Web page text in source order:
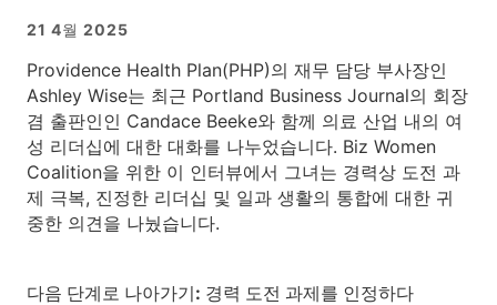
21 4월 2025
Providence Health Plan(PHP)의 재무 담당 부사장인
Ashley Wise는 최근 Portland Business Journal의 회장
겸 출판인인 Candace Beeke와 함께 의료 산업 내의 여
성 리더십에 대한 대화를 나누었습니다. Biz Women
Coalition을 위한 이 인터뷰에서 그녀는 경력상 도전 과
제 극복, 진정한 리더십 및 일과 생활의 통합에 대한 귀
중한 의견을 나눴습니다.
다음 단계로 나아가기: 경력 도전 과제를 인정하다